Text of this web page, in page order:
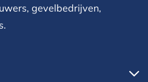
gevelbedrijven,